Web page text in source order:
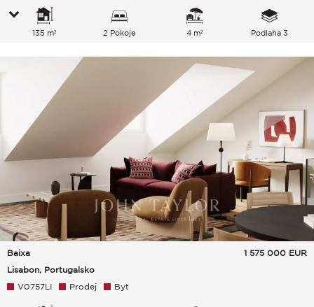
135 m² 2 Pokoje 4 m² Podlaha 3
Baixa
Lisabon, Portugalsko
1 575 000 EUR
V0757LI Prodej Byt